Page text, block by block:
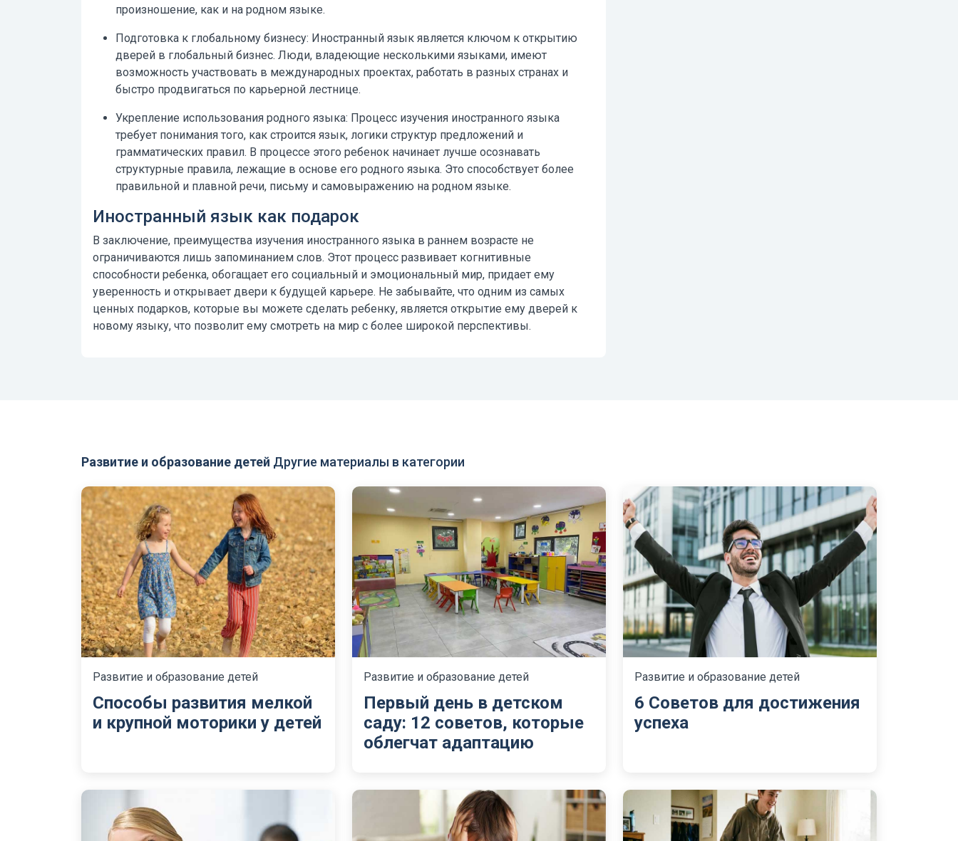
произношение, как и на родном языке.
Подготовка к глобальному бизнесу: Иностранный язык является ключом к открытию
дверей в глобальный бизнес. Люди, владеющие несколькими языками, имеют
возможность участвовать в международных проектах, работать в разных странах и
быстро продвигаться по карьерной лестнице.
Укрепление использования родного языка: Процесс изучения иностранного языка
требует понимания того, как строится язык, логики структур предложений и
грамматических правил. В процессе этого ребенок начинает лучше осознавать
структурные правила, лежащие в основе его родного языка. Это способствует более
правильной и плавной речи, письму и самовыражению на родном языке.
Иностранный язык как подарок
В заключение, преимущества изучения иностранного языка в раннем возрасте не
ограничиваются лишь запоминанием слов. Этот процесс развивает когнитивные
способности ребенка, обогащает его социальный и эмоциональный мир, придает ему
уверенность и открывает двери к будущей карьере. Не забывайте, что одним из самых
ценных подарков, которые вы можете сделать ребенку, является открытие ему дверей к
новому языку, что позволит ему смотреть на мир с более широкой перспективы.
Развитие и образование детей Другие материалы в категории
Развитие и образование детей
Способы развития мелкой
и крупной моторики у детей
Развитие и образование детей
Первый день в детском
саду: 12 советов, которые
облегчат адаптацию
Развитие и образование детей
6 Советов для достижения
успеха